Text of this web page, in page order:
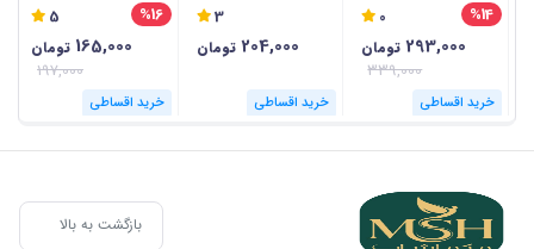
0 %14
293,000 تومان
339,000
خرید اقساطی
3
204,000 تومان
خرید اقساطی
5 %16
165,000 تومان
197,000
خرید اقساطی
بازگشت به بالا